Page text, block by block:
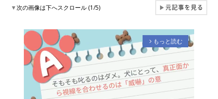
▼次の画像は下へスクロール (1/5) ▶元記事を見る
arrow_forward_ios もっと読む